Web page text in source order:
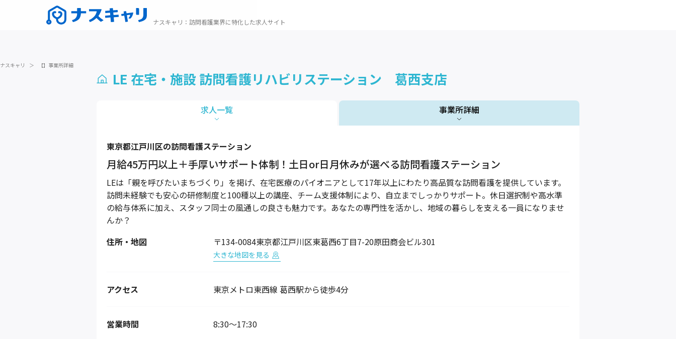
ナスキャリ ： 訪問看護業界に特化した求人サイト
ナスキャリ ＞ 【】事業所詳細
LE 在宅・施設 訪問看護リハビリステーション 葛西支店
求人一覧 事業所詳細
1 / 1
東京都江戸川区の訪問看護ステーション
月給45万円以上＋手厚いサポート体制！土日or日月休みが選べる訪問看護ステーション
LEは「親を呼びたいまちづくり」を掲げ、在宅医療のパイオニアとして17年以上にわたり高品質な訪問看護を提供しています。
訪問未経験でも安心の研修制度と100種以上の講座、チーム支援体制により、自立までしっかりサポート。休日選択制や高水準
の給与体系に加え、スタッフ同士の風通しの良さも魅力です。あなたの専門性を活かし、地域の暮らしを支える一員になりませ
んか？
住所・地図
〒134-0084東京都江戸川区東葛西6丁目7-20原田商会ビル301
大きな地図を見る
アクセス 東京メトロ東西線 葛西駅から徒歩4分
営業時間 8:30〜17:30